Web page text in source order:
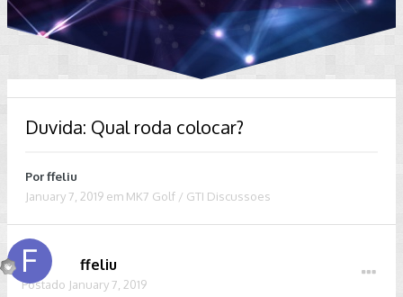
Duvida: Qual roda colocar?
Porffeliu
January 7, 2019 em MK7 Golf / GTI Discussoes
ffeliu
Postado January 7, 2019